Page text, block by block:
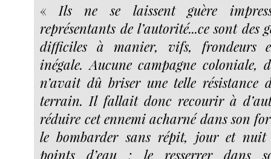
« Ils ne se laissent guère
représentants de l’autorité...ce sont des
difficiles à manier, vifs, frondeurs
inégale. Aucune campagne coloniale,
n’avait dû briser une telle résistance
terrain. Il fallait donc recourir à
réduire cet ennemi acharné dans son
le bombarder sans répit, jour et
points d’eau ; le resserrer dans